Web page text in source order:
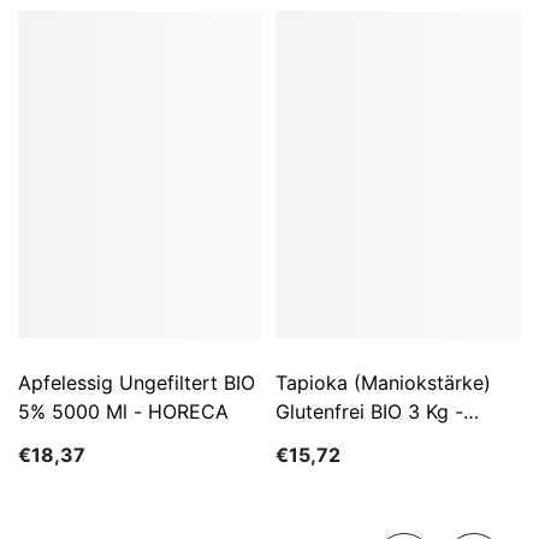
Apfelessig Ungefiltert BIO
5% 5000 Ml - HORECA
€18,37
Tapioka (Maniokstärke)
Glutenfrei BIO 3 Kg -
€15,72